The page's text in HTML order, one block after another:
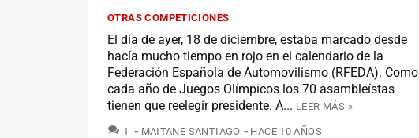
OTRAS COMPETICIONES
El día de ayer, 18 de diciembre, estaba marcado desde
hacía mucho tiempo en rojo en el calendario de la
Federación Española de Automovilismo (RFEDA). Como
cada año de Juegos Olímpicos los 70 asambleístas
tienen que reelegir presidente. A... LEER MÁS »
1 COMENTARIOS
MAITANE SANTIAGO HACE 10 AÑOS